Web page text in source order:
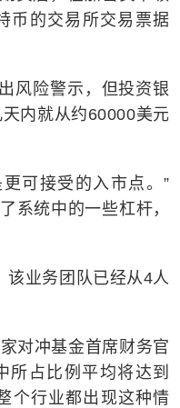
币的交易所交易票据
风险警示，但投资银
内就从约60000美元
可接受的入市点。”
系统中的一些杠杆，
该业务团队已经从4人
对冲基金首席财务官
占比例平均将达到
个行业都出现这种情